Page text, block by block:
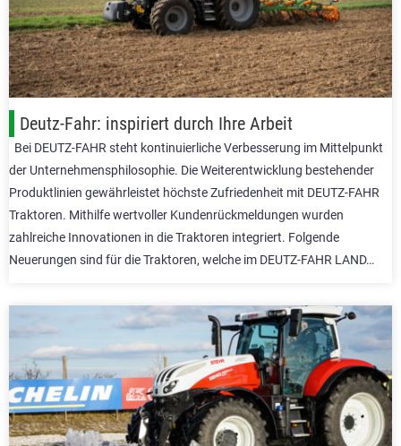
Deutz-Fahr: inspiriert durch Ihre Arbeit
Bei DEUTZ-FAHR steht kontinuierliche Verbesserung im Mittelpunkt
der Unternehmensphilosophie. Die Weiterentwicklung bestehender
Produktlinien gewährleistet höchste Zufriedenheit mit DEUTZ-FAHR
Traktoren. Mithilfe wertvoller Kundenrückmeldungen wurden
zahlreiche Innovationen in die Traktoren integriert. Folgende
Neuerungen sind für die Traktoren, welche im DEUTZ-FAHR LAND…